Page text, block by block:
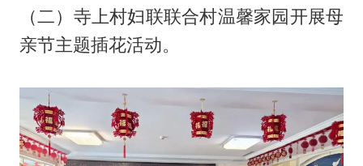
（二）寺上村妇联联合村温馨家园开展母
亲节主题插花活动。